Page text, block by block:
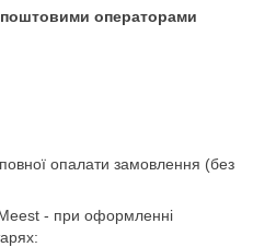
поштовими операторами
опалати замовлення (без
- при оформленні